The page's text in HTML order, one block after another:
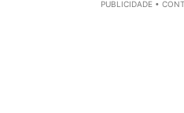
PUBLICIDADE •